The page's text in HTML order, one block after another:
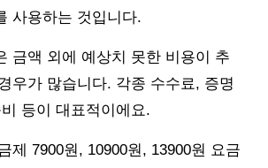
사용하는 것입니다.
금액 외에 예상치 못한 비용이 추
우가 많습니다. 각종 수수료, 증명
등이 대표적이에요.
제 7900원, 10900원, 13900원 요금